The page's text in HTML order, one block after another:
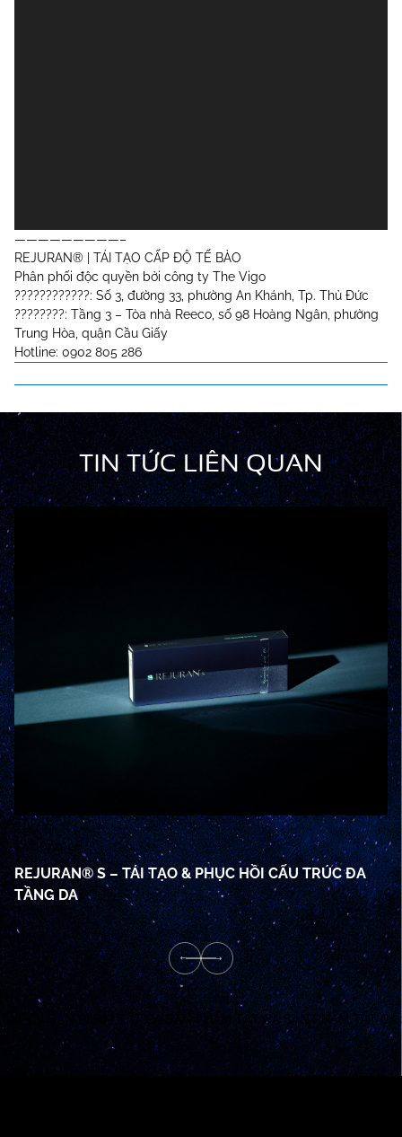
—————————–
REJURAN® | TÁI TẠO CẤP ĐỘ TẾ BÀO
Phân phối độc quyền bởi công ty The Vigo
????????????: Số 3, đường 33, phường An Khánh, Tp. Thủ Đức
????????: Tầng 3 – Tòa nhà Reeco, số 98 Hoàng Ngân, phường
Trung Hòa, quận Cầu Giấy
Hotline: 0902 805 286
TIN TỨC LIÊN QUAN
17/06/2026
REJURAN® S – TÁI TẠO & PHỤC HỒI CẤU TRÚC ĐA
TẦNG DA
TẤT CẢ SẢN PHẨM TẤT CẢ SẢN PHẨM TẤT CẢ SẢN PHẨM TẤT CẢ